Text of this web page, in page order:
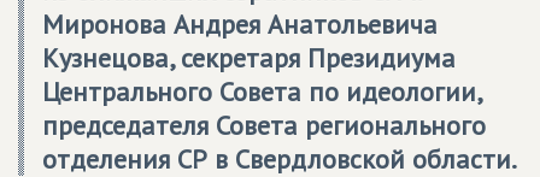
Миронова Андрея Анатольевича
Кузнецова, секретаря Президиума
Центрального Совета по идеологии,
председателя Совета регионального
отделения СР в Свердловской области.